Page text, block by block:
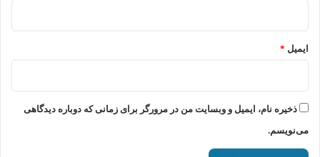
ایمیل *
ذخیره نام، ایمیل و وبسایت من در مرورگر برای زمانی که دوباره دیدگاهی
می‌نویسم.